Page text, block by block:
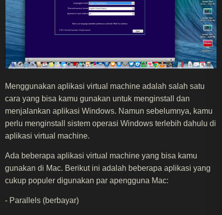
Menggunakan aplikasi virtual machine adalah salah satu
cara yang bisa kamu gunakan untuk menginstall dan
menjalankan aplikasi Windows. Namun sebelumnya, kamu
perlu menginstall sistem operasi Windows terlebih dahulu di
aplikasi virtual machine.
Ada beberapa aplikasi virtual machine yang bisa kamu
gunakan di Mac. Berikut ini adalah beberapa aplikasi yang
cukup populer digunakan par apengguna Mac:
- Parallels (berbayar)